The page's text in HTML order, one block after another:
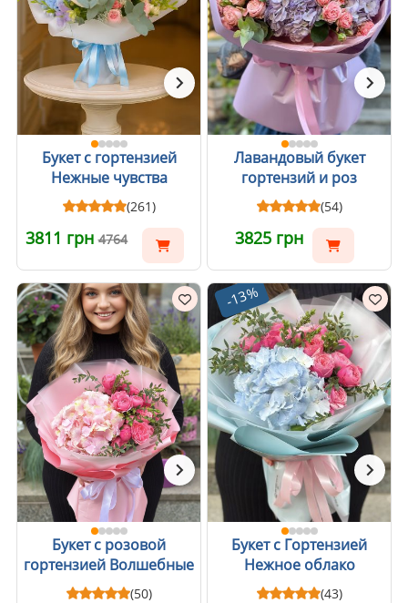
Букет с гортензией
Нежные чувства
(261)
3811 грн4764
Лавандовый букет
гортензий и роз
(54)
3825 грн
Букет с розовой
гортензией Волшебные
моменты(50)
-13%
Букет c Гортензией
Нежное облако
(43)